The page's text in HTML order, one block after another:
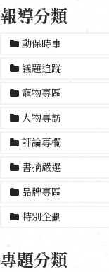
報導分類
動保時事
議題追蹤
寵物專區
人物專訪
評論專欄
書摘嚴選
品牌專區
特別企劃
專題分類